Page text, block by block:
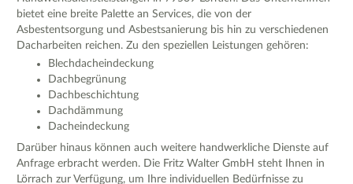
bietet eine breite Palette an Services, die von der
Asbestentsorgung und Asbestsanierung bis hin zu verschiedenen
Dacharbeiten reichen. Zu den speziellen Leistungen gehören:
Blechdacheindeckung
Dachbegrünung
Dachbeschichtung
Dachdämmung
Dacheindeckung
Darüber hinaus können auch weitere handwerkliche Dienste auf
Anfrage erbracht werden. Die Fritz Walter GmbH steht Ihnen in
Lörrach zur Verfügung, um Ihre individuellen Bedürfnisse zu